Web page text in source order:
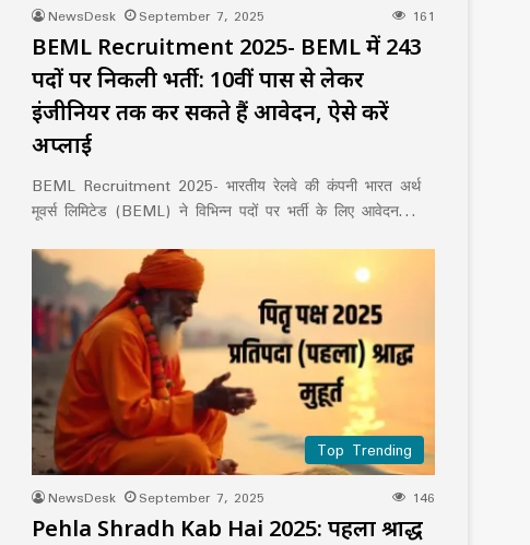
NewsDesk September 7, 2025 161
BEML Recruitment 2025- BEML में 243
पदों पर निकली भर्ती: 10वीं पास से लेकर
इंजीनियर तक कर सकते हैं आवेदन, ऐसे करें
अप्लाई
BEML Recruitment 2025- भारतीय रेलवे की कंपनी भारत अर्थ
मूवर्स लिमिटेड (BEML) ने विभिन्न पदों पर भर्ती के लिए आवेदन…
Top Trending
NewsDesk September 7, 2025 146
Pehla Shradh Kab Hai 2025: पहला श्राद्ध